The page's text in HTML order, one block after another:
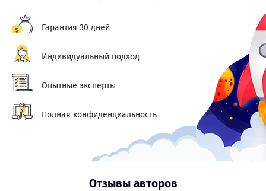
Гарантия 30 дней
Индивидуальный подход
Опытные эксперты
Полная конфиденциальность
Отзывы авторов